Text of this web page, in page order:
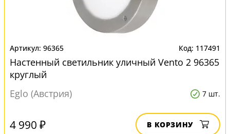
96365 117491
Настенный светильник уличный Vento 2 96365
круглый
Eglo (Австрия)
7 шт.
4 990 ₽ В КОРЗИНУ